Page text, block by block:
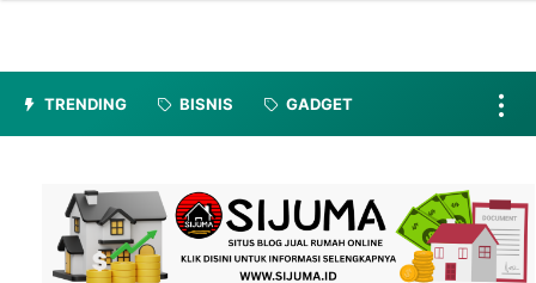
TRENDING BISNIS GADGET